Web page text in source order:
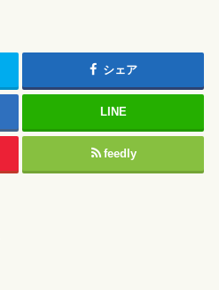
シェア
LINE
feedly